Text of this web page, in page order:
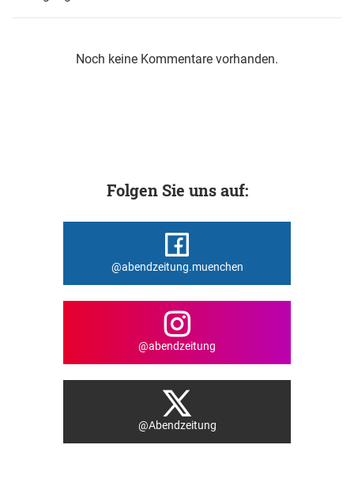
Noch keine Kommentare vorhanden.
Folgen Sie uns auf:
@abendzeitung.muenchen
@abendzeitung
@Abendzeitung